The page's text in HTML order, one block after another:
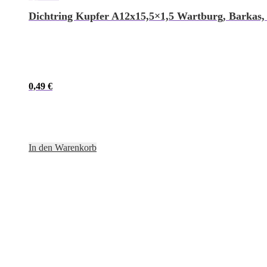
Dichtring Kupfer A12x15,5×1,5 Wartburg,
0,49 €
In den Warenkorb